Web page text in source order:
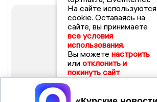
На сайте используются
cookie. Оставаясь на
сайте, вы принимаете
все условия
использования.
Вы можете настроить
или отклонить и
покинуть сайт
Принять